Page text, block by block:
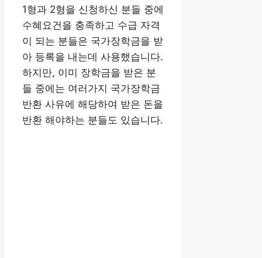
1형과 2형을 신청하신 분들 중에
수혜요건을 충족하고 수급 자격
이 되는 분들은 국가장학금을 받
아 등록을 내는데 사용했습니다.
하지만, 이미 장학금을 받은 분
들 중에는 여러가지 국가장학금
반환 사유에 해당하여 받은 돈을
반환 해야하는 분들도 있습니다.